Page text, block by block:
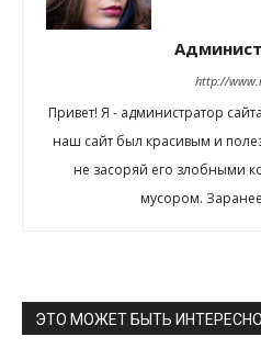
http://
Привет! Я - администратор
наш сайт был красивым и
не засоряй его злобными
мусором.
ЭТО МОЖЕТ БЫТЬ ИНТЕРЕСНО